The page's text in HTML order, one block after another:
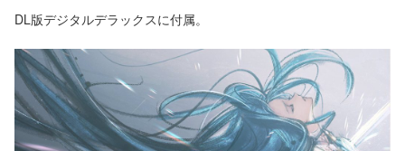
DL版デジタルデラックスに付属。